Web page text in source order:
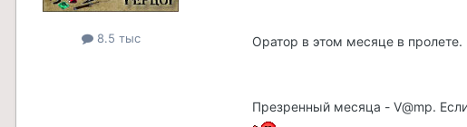
8.5 тыс Оратор в этом месяце в
Презренный месяца - V@mp.